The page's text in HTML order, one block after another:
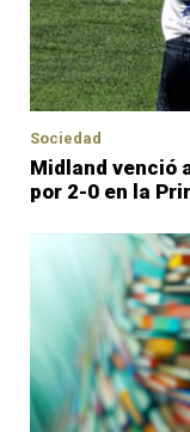
Sociedad
Midland venció
por 2-0 en la